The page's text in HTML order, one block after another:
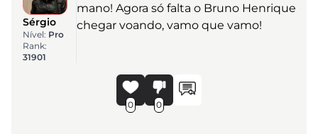
Sérgio
Nível: Pro
Rank:
31901
mano! Agora só falta o Bruno Henrique
chegar voando, vamo que vamo!
0 0